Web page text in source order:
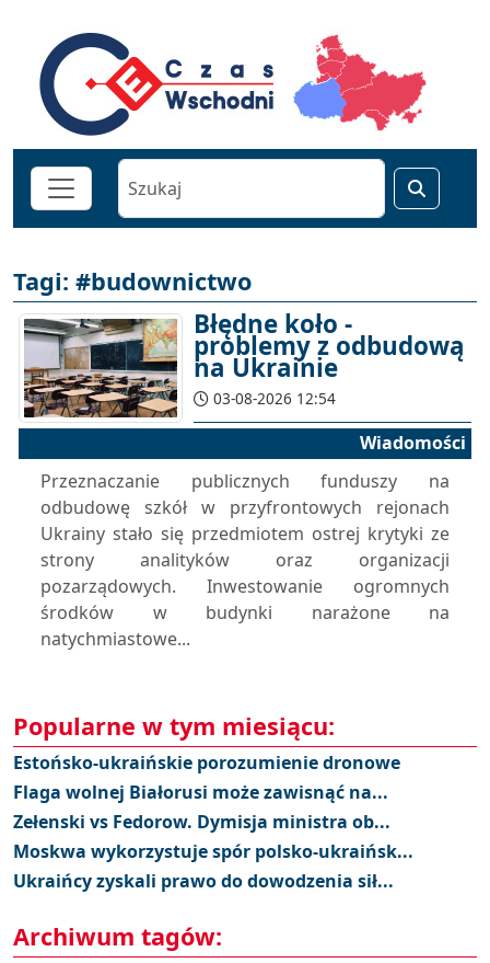
Tagi: #budownictwo
Błędne koło -
problemy z odbudową
na Ukrainie
03-08-2026 12:54
Wiadomości
Przeznaczanie publicznych funduszy na
odbudowę szkół w przyfrontowych rejonach
Ukrainy stało się przedmiotem ostrej krytyki ze
strony analityków oraz organizacji
pozarządowych. Inwestowanie ogromnych
środków w budynki narażone na
natychmiastowe...
Popularne w tym miesiącu:
Estońsko-ukraińskie porozumienie dronowe
Flaga wolnej Białorusi może zawisnąć na...
Zełenski vs Fedorow. Dymisja ministra ob...
Moskwa wykorzystuje spór polsko-ukraińsk...
Ukraińcy zyskali prawo do dowodzenia sił...
Archiwum tagów: